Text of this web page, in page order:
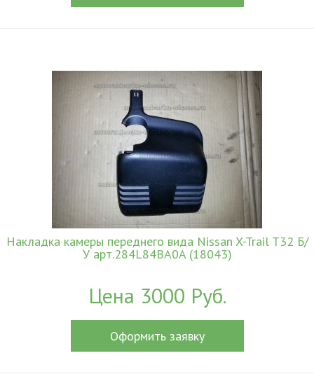
Накладка камеры переднего вида Nissan X-Trail T32 Б/
У арт.284L84BA0A (18043)
Цена 3000 Руб.
Оформить заявку